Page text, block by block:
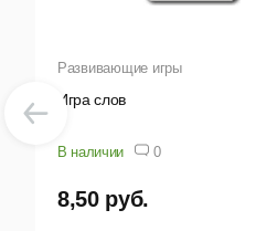
Развивающие игры
Игра слов
В наличии 0
8,50 руб.